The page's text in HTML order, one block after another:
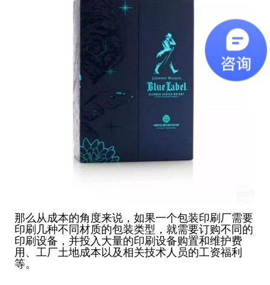
那么从成本的角度来说，如果一个包装印刷厂需要
印刷几种不同材质的包装类型，就需要订购不同的
印刷设备，并投入大量的印刷设备购置和维护费
用、工厂土地成本以及相关技术人员的工资福利
等。